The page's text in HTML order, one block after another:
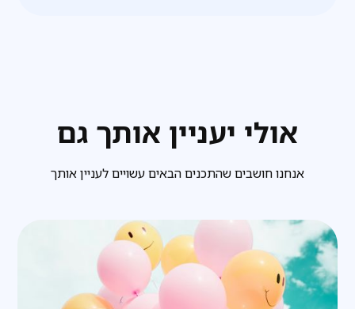
אולי יעניין אותך גם
אנחנו חושבים שהתכנים הבאים עשויים לעניין אותך